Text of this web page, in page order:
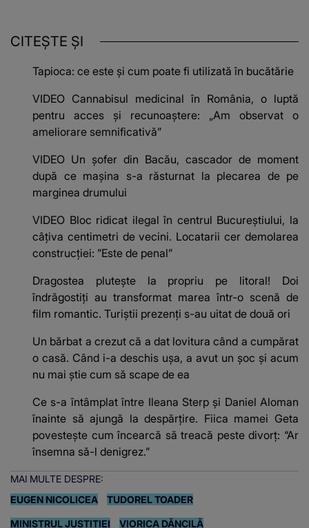
CITEȘTE ȘI
Tapioca: ce este și cum poate fi utilizată în bucătărie
VIDEO Cannabisul medicinal în România, o luptă
pentru acces și recunoaștere: „Am observat o
ameliorare semnificativă”
VIDEO Un șofer din Bacău, cascador de moment
după ce mașina s-a răsturnat la plecarea de pe
marginea drumului
VIDEO Bloc ridicat ilegal în centrul Bucureștiului, la
câțiva centimetri de vecini. Locatarii cer demolarea
construcției: ”Este de penal”
Dragostea plutește la propriu pe litoral! Doi
îndrăgostiți au transformat marea într-o scenă de
film romantic. Turiștii prezenți s-au uitat de două ori
Un bărbat a crezut că a dat lovitura când a cumpărat
o casă. Când i-a deschis ușa, a avut un șoc și acum
nu mai știe cum să scape de ea
Ce s-a întâmplat între Ileana Sterp și Daniel Aloman
înainte să ajungă la despărțire. Fiica mamei Geta
povestește cum încearcă să treacă peste divorț: “Ar
însemna să-l denigrez.”
MAI MULTE DESPRE:
EUGEN NICOLICEA
TUDOREL TOADER
MINISTRUL JUSTIȚIEI VIORICA DĂNCILĂ